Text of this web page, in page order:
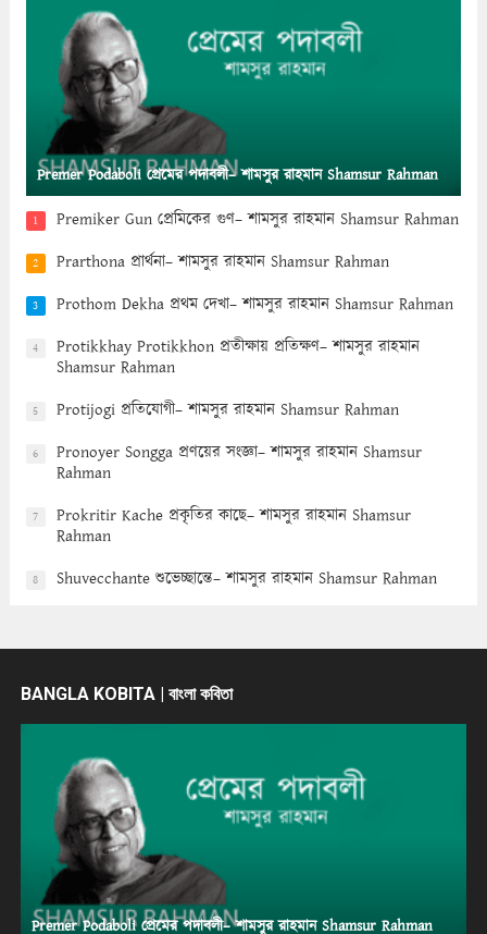
Premer Podaboli প্রেমের পদাবলী– শামসুর রাহমান Shamsur Rahman
1 Premiker Gun প্রেমিকের গুণ– শামসুর রাহমান Shamsur Rahman
2 Prarthona প্রার্থনা– শামসুর রাহমান Shamsur Rahman
3 Prothom Dekha প্রথম দেখা– শামসুর রাহমান Shamsur Rahman
4
Protikkhay Protikkhon প্রতীক্ষায় প্রতিক্ষণ– শামসুর রাহমান
Shamsur Rahman
5 Protijogi প্রতিযোগী– শামসুর রাহমান Shamsur Rahman
6
Pronoyer Songga প্রণয়ের সংজ্ঞা– শামসুর রাহমান Shamsur
Rahman
7
Prokritir Kache প্রকৃতির কাছে– শামসুর রাহমান Shamsur
Rahman
8 Shuvecchante শুভেচ্ছান্তে– শামসুর রাহমান Shamsur Rahman
BANGLA KOBITA | বাংলা কবিতা
Premer Podaboli প্রেমের পদাবলী– শামসুর রাহমান Shamsur Rahman